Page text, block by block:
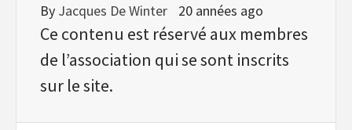
By Jacques De Winter 20 années ago
Ce contenu est réservé aux membres
de l’association qui se sont inscrits
sur le site.